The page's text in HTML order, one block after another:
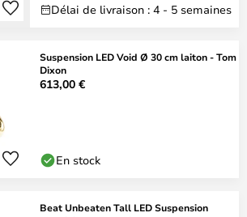
Délai de livraison : 4 - 5 semaines
Suspension LED Void Ø 30 cm laiton - Tom
Dixon
613,00 €
En stock
Beat Unbeaten Tall LED Suspension